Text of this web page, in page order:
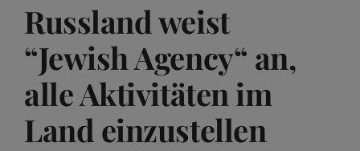
Russland weist
“Jewish Agency“ an,
alle Aktivitäten im
Land einzustellen